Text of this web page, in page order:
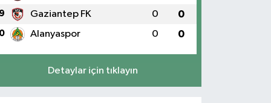
9 Gaziantep FK 0 0
Alanyaspor 0 0
Detaylar için tıklayın